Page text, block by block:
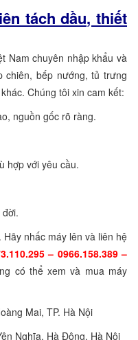
tách dầu, thiết
Nam chuyên nhập khẩu và
chiên, bếp nướng, tủ trưng
Chúng tôi xin cam kết:
nguồn gốc rõ ràng.
hợp với yêu cầu.
nhấc máy lên và liên hệ
– 0966.158.389 –
có thể xem và mua máy
Mai, TP. Hà Nội
Nghĩa, Hà Đông, Hà Nội